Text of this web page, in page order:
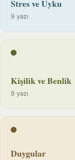
Stres ve Uyku
9 yazı
Kişilik ve Benlik
9 yazı
Duygular